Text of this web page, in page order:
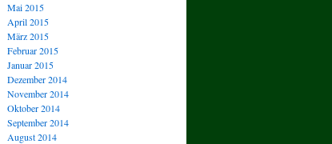
Mai 2015
April 2015
März 2015
Februar 2015
Januar 2015
Dezember 2014
November 2014
Oktober 2014
September 2014
August 2014